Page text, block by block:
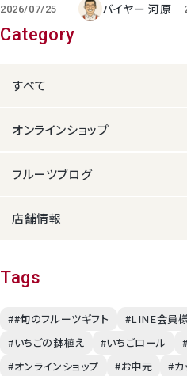
2026/07/25 バイヤー 河原
Category
すべて
オンラインショップ
フルーツブログ
店舗情報
Tags
##旬のフルーツギフト #LINE会員
#いちごの鉢植え
#いちごロール
#オンラインショップ
#お中元 #カ